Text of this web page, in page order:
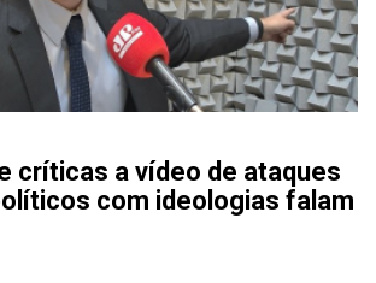
críticas a vídeo de ataques
com ideologias falam